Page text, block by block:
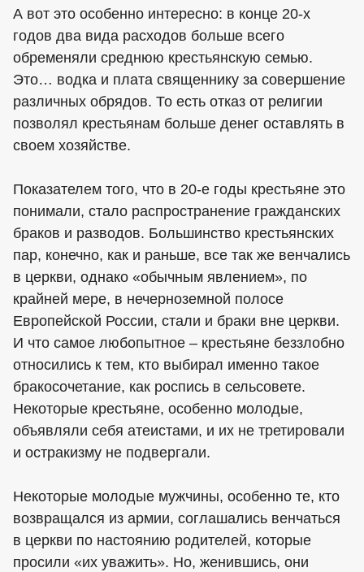
А вот это особенно интересно: в конце 20-х
годов два вида расходов больше всего
обременяли среднюю крестьянскую семью.
Это… водка и плата священнику за совершение
различных обрядов. То есть отказ от религии
позволял крестьянам больше денег оставлять в
своем хозяйстве.
Показателем того, что в 20-е годы крестьяне это
понимали, стало распространение гражданских
браков и разводов. Большинство крестьянских
пар, конечно, как и раньше, все так же венчались
в церкви, однако «обычным явлением», по
крайней мере, в нечерноземной полосе
Европейской России, стали и браки вне церкви.
И что самое любопытное – крестьяне беззлобно
относились к тем, кто выбирал именно такое
бракосочетание, как роспись в сельсовете.
Некоторые крестьяне, особенно молодые,
объявляли себя атеистами, и их не третировали
и остракизму не подвергали.
Некоторые молодые мужчины, особенно те, кто
возвращался из армии, соглашались венчаться
в церкви по настоянию родителей, которые
просили «их уважить». Но, женившись, они